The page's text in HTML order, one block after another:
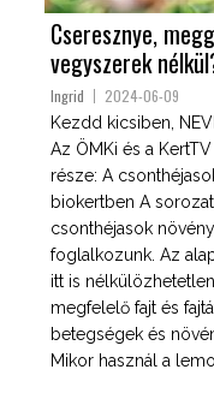
Cseresznye,
vegyszerek
Ingrid 2024-06-09
Kezdd kicsiben,
Az ÖMKi és a
része: A
biokertben A
csonthéjasok
foglalkozunk. Az
itt is
megfelelő fajt és
betegségek és
Mikor használ a